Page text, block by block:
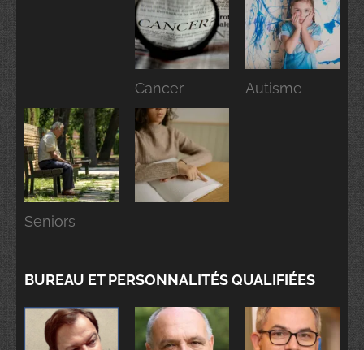
Cancer Autisme
Seniors
BUREAU ET PERSONNALITÉS QUALIFIÉES